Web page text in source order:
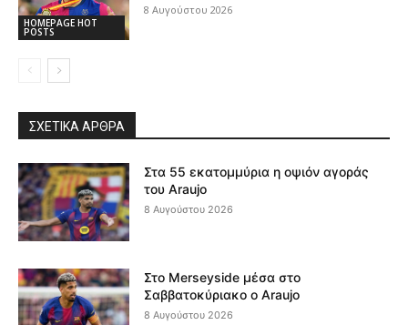
HOMEPAGE HOT
POSTS
8 Αυγούστου 2026
ΣΧΕΤΙΚΆ ΆΡΘΡΑ
Στα 55 εκατομμύρια η οψιόν αγοράς
του Araujo
8 Αυγούστου 2026
Στο Merseyside μέσα στο
Σαββατοκύριακο ο Araujo
8 Αυγούστου 2026